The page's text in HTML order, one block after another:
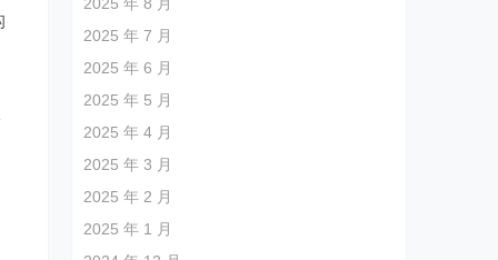
2025 年 7 月
2025 年 6 月
2025 年 5 月
2025 年 4 月
2025 年 3 月
2025 年 2 月
2025 年 1 月